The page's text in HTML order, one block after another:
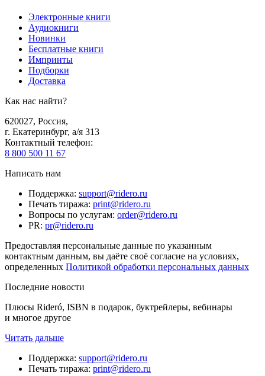
Электронные книги
Аудиокниги
Новинки
Бесплатные книги
Импринты
Подборки
Доставка
Как нас найти?
620027, Россия,
г. Екатеринбург, а/я 313
Контактный телефон:
8 800 500 11 67
Написать нам
Поддержка: support@ridero.ru
Печать тиража: print@ridero.ru
Вопросы по услугам: order@ridero.ru
PR: pr@ridero.ru
Предоставляя персональные данные по указанным
контактным данным, вы даёте своё согласие на условиях,
определенных Политикой обработки персональных данных
Последние новости
Плюсы Rideró, ISBN в подарок, буктрейлеры, вебинары
и многое другое
Читать дальше
Поддержка: support@ridero.ru
Печать тиража: print@ridero.ru